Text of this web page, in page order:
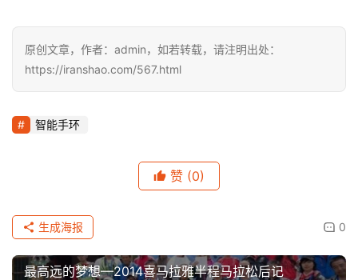
原创文章，作者：admin，如若转载，请注明出处：
https://iranshao.com/567.html
智能手环
赞 (0)
0
生成海报
最高远的梦想—2014喜马拉雅半程马拉松后记